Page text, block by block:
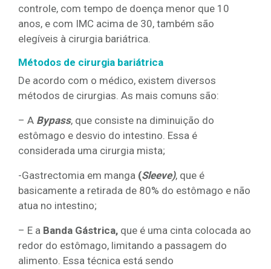
controle, com tempo de doença menor que 10
anos, e com IMC acima de 30, também são
elegíveis à cirurgia bariátrica.
Métodos de cirurgia bariátrica
De acordo com o médico, existem diversos
métodos de cirurgias. As mais comuns são:
– A Bypass, que consiste na diminuição do
estômago e desvio do intestino. Essa é
considerada uma cirurgia mista;
-Gastrectomia em manga (Sleeve), que é
basicamente a retirada de 80% do estômago e não
atua no intestino;
– E a Banda Gástrica, que é uma cinta colocada ao
redor do estômago, limitando a passagem do
alimento. Essa técnica está sendo